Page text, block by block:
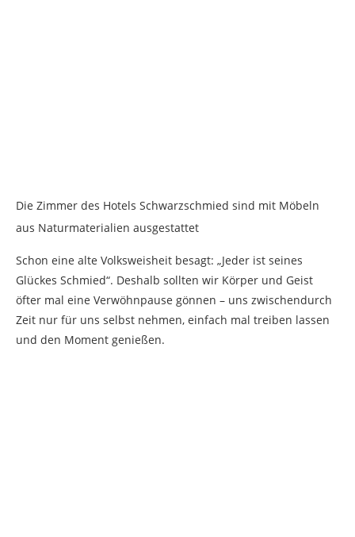
Die Zimmer des Hotels Schwarzschmied sind mit Möbeln
aus Naturmaterialien ausgestattet
Schon eine alte Volksweisheit besagt: „Jeder ist seines
Glückes Schmied“. Deshalb sollten wir Körper und Geist
öfter mal eine Verwöhnpause gönnen – uns zwischendurch
Zeit nur für uns selbst nehmen, einfach mal treiben lassen
und den Moment genießen.